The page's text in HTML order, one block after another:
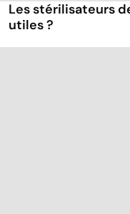
Les stérilisateurs
utiles ?